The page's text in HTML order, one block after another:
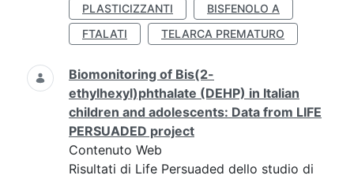
PLASTICIZZANTI
BISFENOLO A
FTALATI
TELARCA PREMATURO
Biomonitoring of Bis(2-
ethylhexyl)phthalate (DEHP) in Italian
children and adolescents: Data from LIFE
PERSUADED project
Contenuto Web
Risultati di Life Persuaded dello studio di